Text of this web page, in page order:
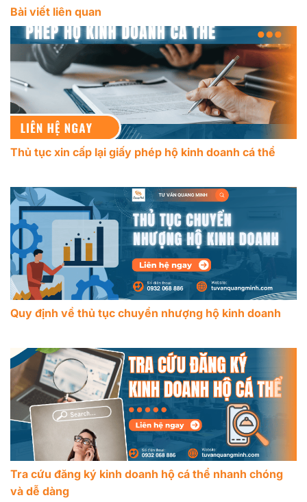
Bài viết liên quan
Thủ tục xin cấp lại giấy phép hộ kinh doanh cá thể
Quy định về thủ tục chuyển nhượng hộ kinh doanh
Tra cứu đăng ký kinh doanh hộ cá thể nhanh chóng
và dễ dàng